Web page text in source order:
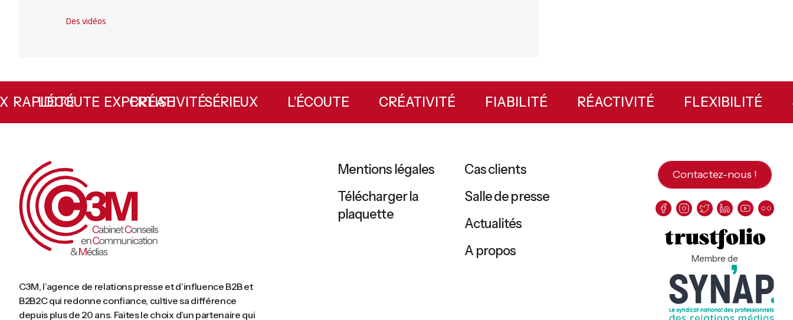
Des vidéos
L’ÉCOUTE CRÉATIVITÉ
RAPIDITÉ EXPERTISE SÉRIEUX L’ÉCOUTE CRÉATIVITÉ FIABILITÉ RÉACTIVITÉ FLEXIBILITÉ
C3M, l’agence de relations presse et d’influence B2B et
B2B2C qui redonne confiance, cultive sa différence
depuis plus de 20 ans. Faites le choix d’un partenaire qui
Mentions légales
Télécharger la
plaquette
Cas clients
Salle de presse
Actualités
A propos
Contactez-nous !
Membre de